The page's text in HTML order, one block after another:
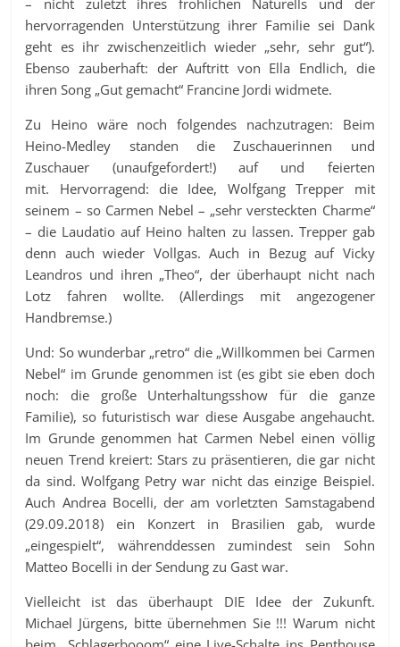
hervorragenden Unterstützung ihrer Familie sei Dank
geht es ihr zwischenzeitlich wieder „sehr, sehr gut“).
Ebenso zauberhaft: der Auftritt von Ella Endlich, die
ihren Song „Gut gemacht“ Francine Jordi widmete.
Zu Heino wäre noch folgendes nachzutragen: Beim
Heino-Medley standen die Zuschauerinnen und
Zuschauer (unaufgefordert!) auf und feierten
mit. Hervorragend: die Idee, Wolfgang Trepper mit
seinem – so Carmen Nebel – „sehr versteckten Charme“
– die Laudatio auf Heino halten zu lassen. Trepper gab
denn auch wieder Vollgas. Auch in Bezug auf Vicky
Leandros und ihren „Theo“, der überhaupt nicht nach
Lotz fahren wollte. (Allerdings mit angezogener
Handbremse.)
Und: So wunderbar „retro“ die „Willkommen bei Carmen
Nebel“ im Grunde genommen ist (es gibt sie eben doch
noch: die große Unterhaltungsshow für die ganze
Familie), so futuristisch war diese Ausgabe angehaucht.
Im Grunde genommen hat Carmen Nebel einen völlig
neuen Trend kreiert: Stars zu präsentieren, die gar nicht
da sind. Wolfgang Petry war nicht das einzige Beispiel.
Auch Andrea Bocelli, der am vorletzten Samstagabend
(29.09.2018) ein Konzert in Brasilien gab, wurde
„eingespielt“, währenddessen zumindest sein Sohn
Matteo Bocelli in der Sendung zu Gast war.
Vielleicht ist das überhaupt DIE Idee der Zukunft.
Michael Jürgens, bitte übernehmen Sie !!! Warum nicht